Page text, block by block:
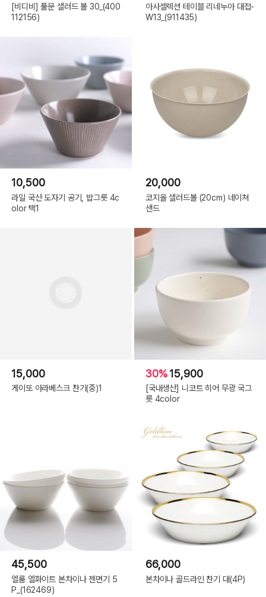
[비디비] 풀문 샐러드 볼 30_(400
112156)
아사셀렉션 테이블 리네누아 대접-
W13_(911435)
10,500
라일 국산 도자기 공기, 밥그릇 4c
olor 택1
20,000
코지올 샐러드볼 (20cm) 네이쳐
샌드
15,000
게이또 아라베스크 찬기(중)1
30%15,900
[국내생산] 니코트 히어 무광 국그
릇 4color
45,500
엘룸 엘화이트 본차이나 젠면기 5
P_(162469)
66,000
본차이나 골드라인 찬기 대(4P)